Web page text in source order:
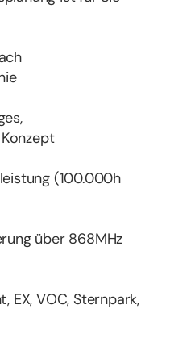
(100.000h
über 868MHz
EX, VOC, Sternpark,